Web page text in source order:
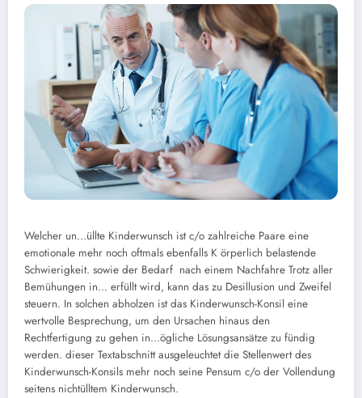
Welcher un…üllte Kinderwunsch ist c/o zahlreiche Paare eine
emotionale mehr noch oftmals ebenfalls K örperlich belastende
Schwierigkeit. sowie der Bedarf nach einem Nachfahre Trotz aller
Bemühungen in… erfüllt wird, kann das zu Desillusion und Zweifel
steuern. In solchen abholzen ist das Kinderwunsch-Konsil eine
wertvolle Besprechung, um den Ursachen hinaus den
Rechtfertigung zu gehen in…ögliche Lösungsansätze zu fündig
werden. dieser Textabschnitt ausgeleuchtet die Stellenwert des
Kinderwunsch-Konsils mehr noch seine Pensum c/o der Vollendung
seitens nichtülltem Kinderwunsch.